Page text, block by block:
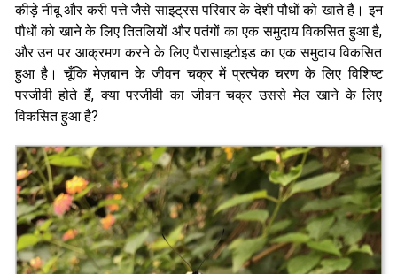
कीड़े नीबू और करी पत्ते जैसे साइट्रस परिवार के देशी पौधों को खाते हैं। इन
पौधों को खाने के लिए तितलियों और पतंगों का एक समुदाय विकसित हुआ है,
और उन पर आक्रमण करने के लिए पैरासाइटोइड का एक समुदाय विकसित
हुआ है। चूँकि मेज़बान के जीवन चक्र में प्रत्येक चरण के लिए विशिष्ट
परजीवी होते हैं, क्या परजीवी का जीवन चक्र उससे मेल खाने के लिए
विकसित हुआ है?